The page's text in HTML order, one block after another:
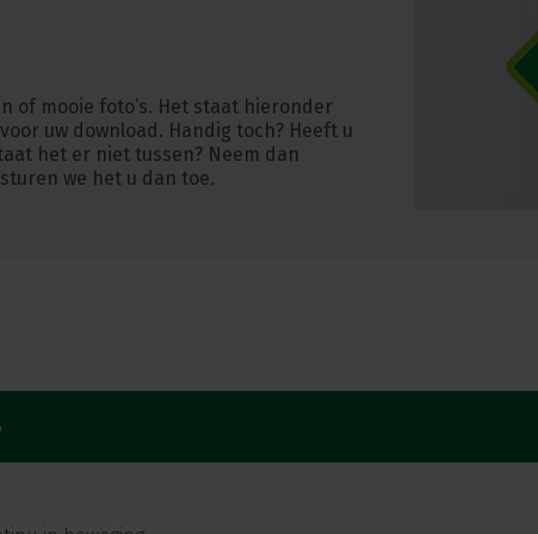
of mooie foto’s. Het staat hieronder
uw download. Handig toch? Heeft u
het er niet tussen? Neem dan
we het u dan toe.